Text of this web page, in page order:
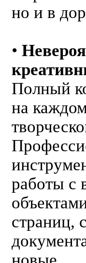
но и в
•
Полный
на
работы с
страниц,